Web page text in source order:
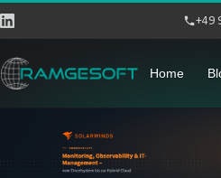
+49
Home